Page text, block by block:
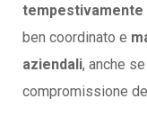
tempestivamente
ben coordinato e
aziendali, anche
compromissione